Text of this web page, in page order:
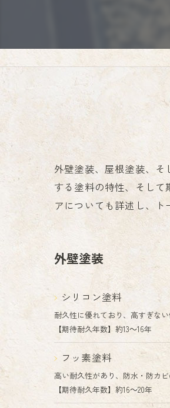
外壁塗装、屋根塗装、
する塗料の特性、そし
アについても詳述し、ト
外壁塗装
シリコン塗料
耐久性に優れており、高すぎな
【期待耐久年数】約13～16年
フッ素塗料
高い耐久性があり、防水・防カ
【期待耐久年数】約16～20年